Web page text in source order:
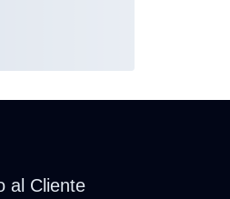
al Cliente